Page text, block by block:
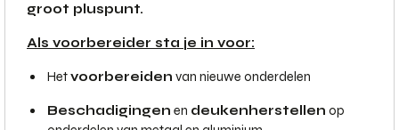
groot pluspunt.
Als voorbereider sta je in voor:
Hetvoorbereiden van nieuwe onderdelen
Beschadigingen en deukenherstellen op